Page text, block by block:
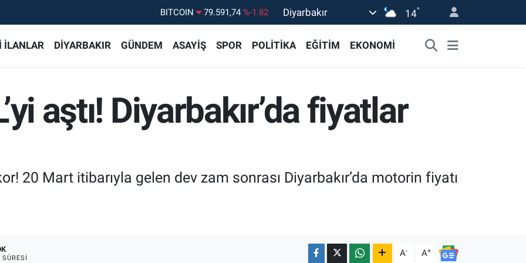
BITCOIN 79.591,74 %-1.82
G.ALTIN
6862,09000
%0.19
BİST100 14.598,00 %0
Diyarbakır 14°
İLANLAR DİYARBAKIR GÜNDEM ASAYİŞ SPOR POLİTİKA EĞİTİM EKONOMİ
aştı! Diyarbakır’da fiyatlar
20 Mart itibarıyla gelen dev zam sonrası Diyarbakır’da motorin fiyatı
A- A+